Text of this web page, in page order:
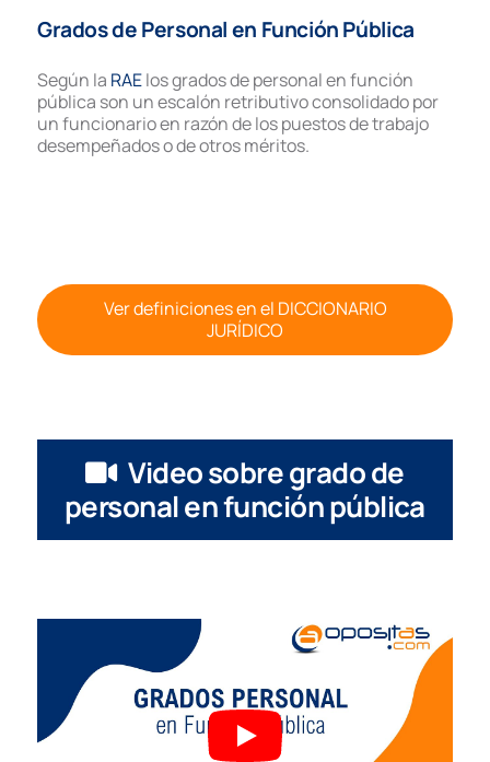
Grados de Personal en Función Pública
Según la RAElos grados de personal en función
pública son un escalón retributivo consolidado por
un funcionario en razón de los puestos de trabajo
desempeñados o de otros méritos.
Ver definiciones en el DICCIONARIO
JURÍDICO
Video sobre grado de
personal en función pública